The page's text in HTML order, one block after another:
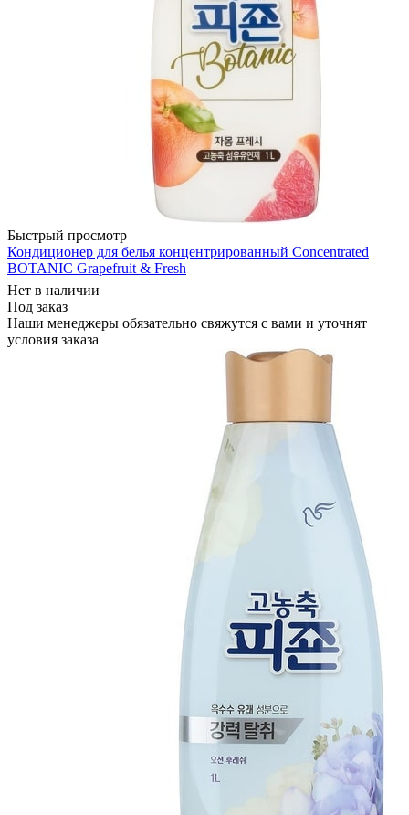
Быстрый просмотр
Кондиционер для белья концентрированный Concentrated
BOTANIC Grapefruit & Fresh
Нет в наличии
Под заказ
Наши менеджеры обязательно свяжутся с вами и уточнят
условия заказа